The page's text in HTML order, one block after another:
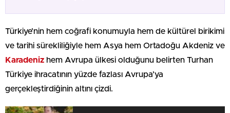
Türkiye’nin hem coğrafi konumuyla hem de kültürel birikimi
ve tarihi sürekliliğiyle hem Asya hem Ortadoğu Akdeniz ve
Karadeniz hem Avrupa ülkesi olduğunu belirten Turhan
Türkiye ihracatının yüzde fazlası Avrupa’ya
gerçekleştirdiğinin altını çizdi.